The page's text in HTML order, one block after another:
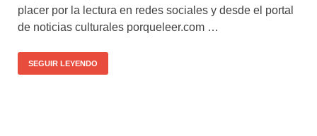
placer por la lectura en redes sociales y desde el portal
de noticias culturales porqueleer.com …
SEGUIR LEYENDO